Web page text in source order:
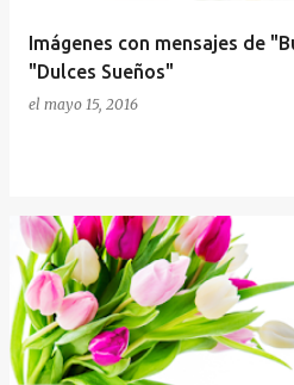
Imágenes con mensajes de
"Dulces Sueños"
el mayo 15, 2016